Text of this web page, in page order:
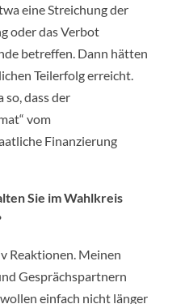
eine Streichung der
oder das Verbot
betreffen. Dann hätten
Teilerfolg erreicht.
so, dass der
vom
Finanzierung
Sie im Wahlkreis
Reaktionen. Meinen
Gesprächspartnern
einfach nicht länger